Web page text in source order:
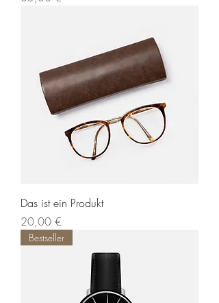
Das ist ein Produkt
Preis
20,00 €
Bestseller